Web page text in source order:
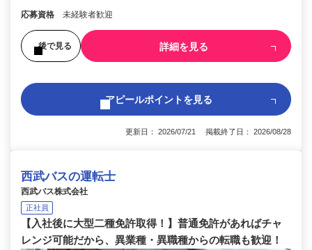
応募資格 未経験者歓迎
後で見る 詳細を見る
アピールポイントを見る
更新日： 2026/07/21 掲載終了日： 2026/08/28
西武バスの運転士
西武バス株式会社
正社員
【入社後に大型二種免許取得！】普通免許があればチャ
レンジ可能だから、異業種・異職種からの転職も歓迎！